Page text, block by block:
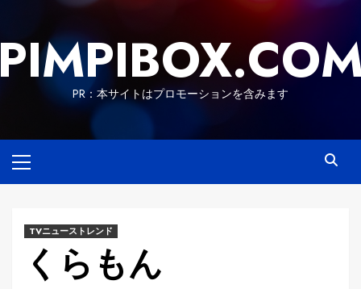
content
PR：本サイトはプロモーションを含みます
Menu
TVニューストレンド
くらもん